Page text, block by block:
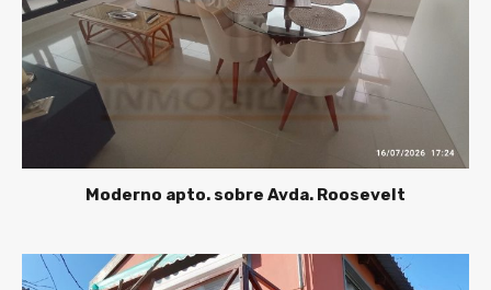
Moderno apto. sobre Avda. Roosevelt